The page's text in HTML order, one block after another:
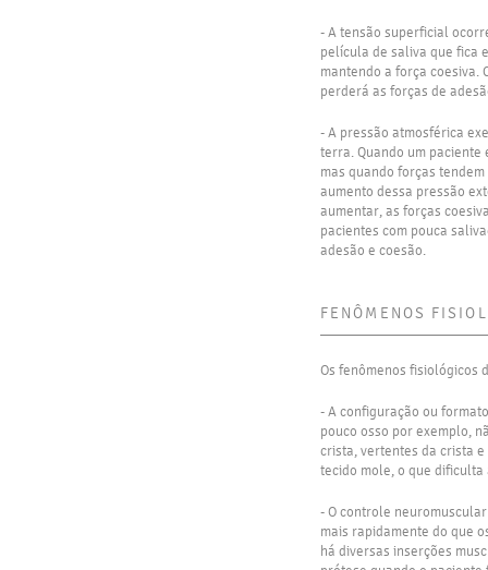
- A tensão superficial
película de saliva que fica
mantendo a força coesiva.
perderá as forças de
- A pressão atmosférica
terra. Quando um
mas quando forças
aumento dessa pressão
aumentar, as forças
pacientes com pouca
adesão e coesão.
FENÔMENOS
Os fenômenos fisiológicos
- A configuração ou
pouco osso por exemplo,
crista, vertentes da crista
tecido mole, o que
- O controle
mais rapidamente do que
há diversas inserções